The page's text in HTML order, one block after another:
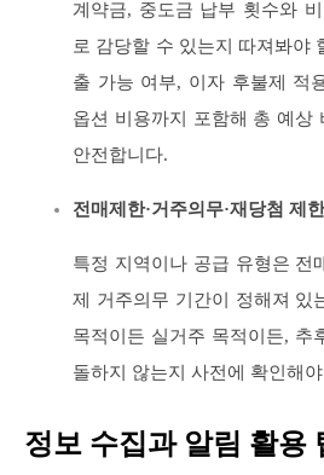
계약금, 중도금 납부 횟수와
로 감당할 수 있는지 따져봐야
출 가능 여부, 이자 후불제 적
옵션 비용까지 포함해 총 예상
안전합니다.
전매제한·거주의무·재당첨 제한
특정 지역이나 공급 유형은 전
제 거주의무 기간이 정해져 있
목적이든 실거주 목적이든, 추
돌하지 않는지 사전에 확인해
정보 수집과 알림 활용